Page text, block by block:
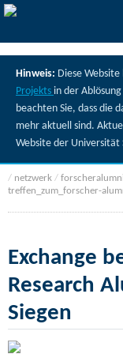
Hinweis: Diese
Projekts in der
beachten Sie, dass die
mehr aktuell sind.
Website der Universität
/ netzwerk / forscheralumni
treffen_zum_forscher-
Exchange
Research
Siegen